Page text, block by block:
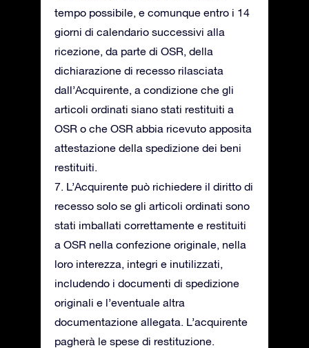
tempo possibile, e comunque entro i 14
giorni di calendario successivi alla
ricezione, da parte di OSR, della
dichiarazione di recesso rilasciata
dall’Acquirente, a condizione che gli
articoli ordinati siano stati restituiti a
OSR o che OSR abbia ricevuto apposita
attestazione della spedizione dei beni
restituiti.
7. L’Acquirente può richiedere il diritto di
recesso solo se gli articoli ordinati sono
stati imballati correttamente e restituiti
a OSR nella confezione originale, nella
loro interezza, integri e inutilizzati,
includendo i documenti di spedizione
originali e l’eventuale altra
documentazione allegata. L’acquirente
pagherà le spese di restituzione.